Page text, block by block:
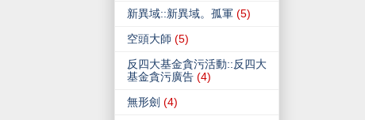
新異域::新異域。孤軍 (5)
空頭大師 (5)
反四大基金貪污活動::反四大
基金貪污廣告 (4)
無形劍 (4)